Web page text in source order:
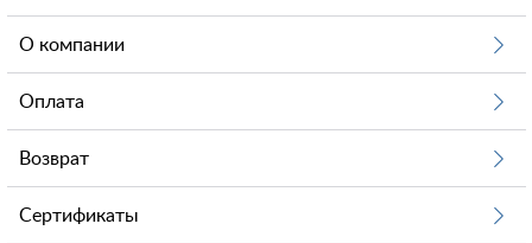
О компании
Оплата
Возврат
Сертификаты